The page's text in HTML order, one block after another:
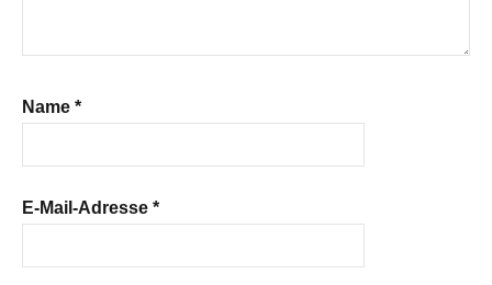
Name *
E-Mail-Adresse *